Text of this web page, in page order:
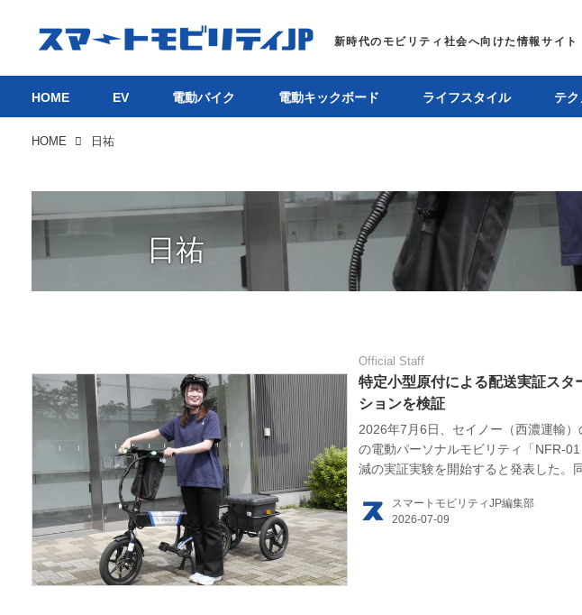
HOME
HOME EV 電動バイク 電動キックボード ライフスタイル テ
HOME 日祐
日祐
Official Staff
特定小型原付による配送実証ス
ションを検証
2026年7月6日、セイノー（西濃運輸
の電動パーソナルモビリティ「NFR-
減の実証実験を開始すると発表した。
スマートモビリティJP編集部